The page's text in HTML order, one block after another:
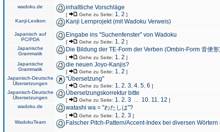
wadoku.de inhaltliche Vorschläge
[ Gehe zu Seite: 1 2 ]
Kanji-Lexikon
Kanji Lernprojekt (mit Wadoku Verweis)
Japanisch auf
PC/PDA
Eingabe ins "Suchenfenster" von Wadoku
[ Gehe zu Seite: 1 2 ]
Japanische
Grammatik
Die Bildung der TE-Form der Verben (Ombin-Form 音便形
[ Gehe zu Seite: 1 2 ]
Japanische
Grammatik
die neuen Joyo-Kanjis?
[ Gehe zu Seite: 1 2 ]
Japanisch-Deutsche
Übersetzungen
"Übersetzung"
[ Gehe zu Seite: 1 2 3 4 5 6 ]
Japanisch-Deutsche
Übersetzungen
Übersetzungskorrektur bitte
[ Gehe zu Seite: 1 2 3 10 11 12 ]
wadoku.de
watashi wa = "わたしは"?
[ Gehe zu Seite: 1 2 3 ]
WadokuTeam
Falscher Pitch-Pattern/Accent-Index bei diversen